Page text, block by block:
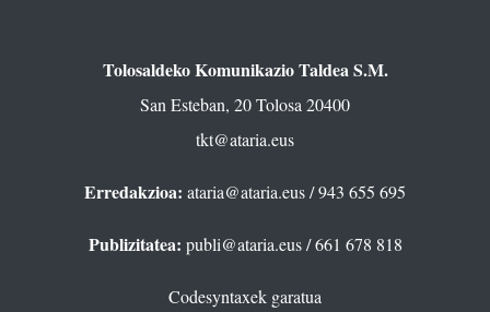
Tolosaldeko Komunikazio Taldea S.M.
San Esteban, 20 Tolosa 20400
tkt@ataria.eus
Erredakzioa: ataria@ataria.eus/ 943 655 695
Publizitatea: publi@ataria.eus/ 661 678 818
Codesyntaxek garatua